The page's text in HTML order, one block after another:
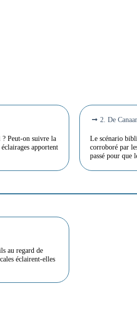
? Peut-on suivre la
apportent
2. De
Le scénario
corroboré par
passé pour que
au regard de
éclairent-elles